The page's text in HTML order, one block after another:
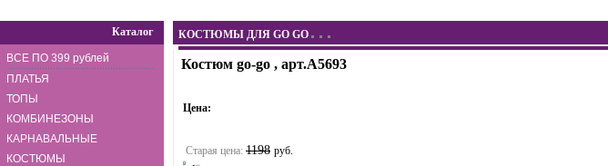
Каталог
ВСЕ ПО 399 рублей
ПЛАТЬЯ
ТОПЫ
КОМБИНЕЗОНЫ
КАРНАВАЛЬНЫЕ
КОСТЮМЫ
КОСТЮМЫ ДЛЯ GO GO
Костюм go-go , арт.A5693
Цена:
Старая цена: 1198 руб.